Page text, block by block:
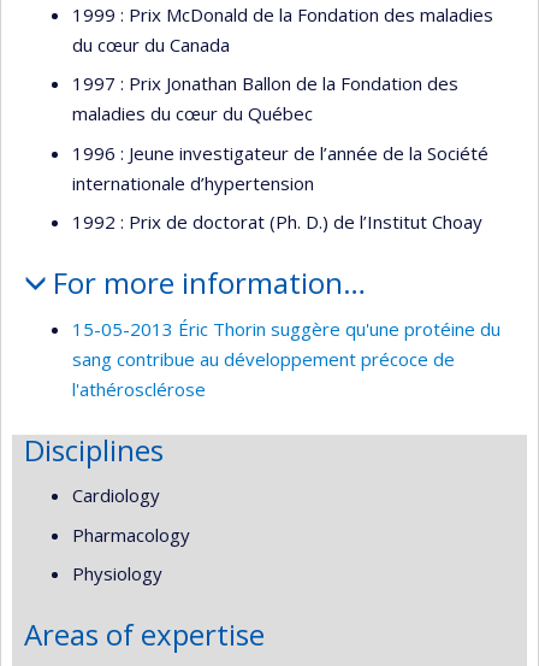
1999 : Prix McDonald de la Fondation des maladies
du cœur du Canada
1997 : Prix Jonathan Ballon de la Fondation des
maladies du cœur du Québec
1996 : Jeune investigateur de l’année de la Société
internationale d’hypertension
1992 : Prix de doctorat (Ph. D.) de l’Institut Choay
For more information…
15-05-2013 Éric Thorin suggère qu'une protéine du
sang contribue au développement précoce de
l'athérosclérose
Disciplines
Cardiology
Pharmacology
Physiology
Areas of expertise